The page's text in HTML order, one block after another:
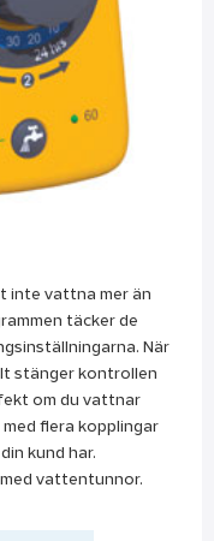
inte vattna mer än
täcker de
När
stänger kontrollen
om du vattnar
flera kopplingar
kund har.
vattentunnor.